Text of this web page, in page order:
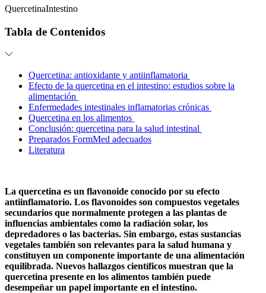
QuercetinaIntestino
Tabla de Contenidos
Quercetina: antioxidante y antiinflamatoria
Efecto de la quercetina en el intestino: estudios sobre la
alimentación
Enfermedades intestinales inflamatorias crónicas
Quercetina en los alimentos
Conclusión: quercetina para la salud intestinal
Preparados FormMed adecuados
Literatura
La quercetina es un flavonoide conocido por su efecto
antiinflamatorio. Los flavonoides son compuestos vegetales
secundarios que normalmente protegen a las plantas de
influencias ambientales como la radiación solar, los
depredadores o las bacterias. Sin embargo, estas sustancias
vegetales también son relevantes para la salud humana y
constituyen un componente importante de una alimentación
equilibrada. Nuevos hallazgos científicos muestran que la
quercetina presente en los alimentos también puede
desempeñar un papel importante en el intestino.